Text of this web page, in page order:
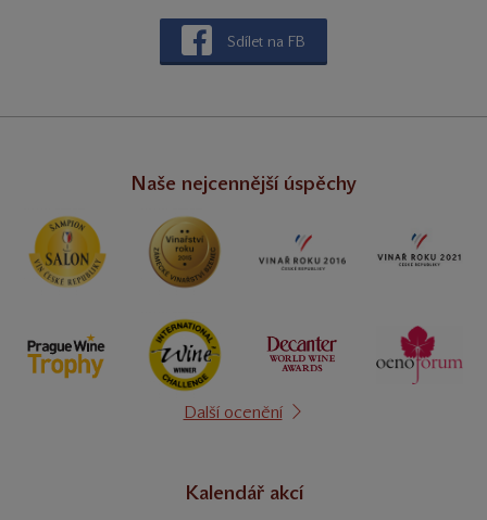
Sdílet na FB
Naše nejcennější úspěchy
Další ocenění
Kalendář akcí